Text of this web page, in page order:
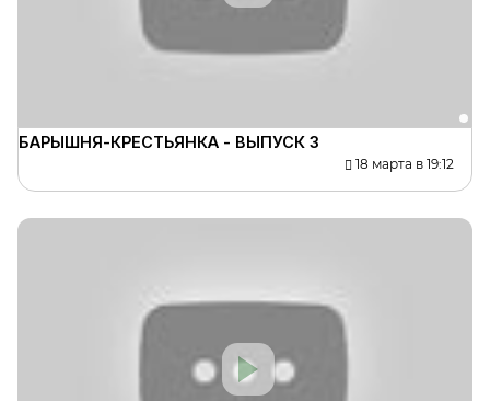
БАРЫШНЯ-КРЕСТЬЯНКА - ВЫПУСК 3
18 марта в 19:12